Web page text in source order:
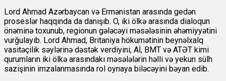
Lord Ahmad Azərbaycan və Ermənistan arasında gedən
proseslər haqqında da danışıb. O, iki ölkə arasında dialoqun
önəminə toxunub, regionun gələcəyi məsələsinin əhəmiyyətini
vurğulayıb. Lord Ahmad, Britaniya hökumətinin beynəlxalq
vasitəçilik səylərinə dəstək verdiyini, Aİ, BMT və ATƏT kimi
qurumların iki ölkə arasındakı məsələlərin həlli və yekun sülh
sazişinin imzalanmasında rol oynaya biləcəyini bəyan edib.